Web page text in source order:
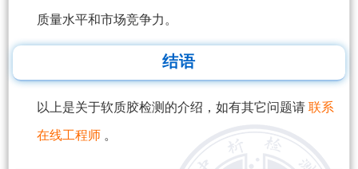
质量水平和市场竞争力。
结语
以上是关于软质胶检测的介绍，如有其它问题请 联系
在线工程师 。